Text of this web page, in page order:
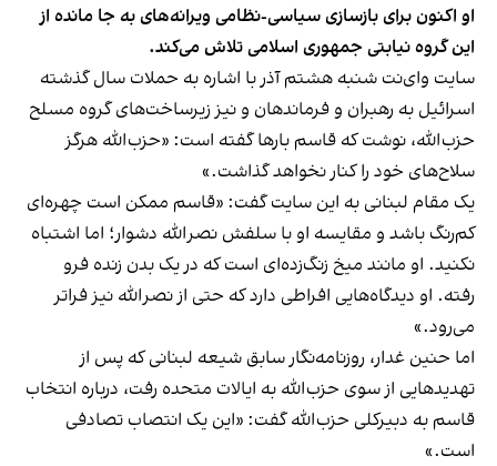
او اکنون برای بازسازی سیاسی-نظامی ویرانه‌های به جا مانده از
این گروه نیابتی جمهوری اسلامی تلاش می‌کند.
سایت وای‌نت شنبه هشتم آذر با اشاره به حملات سال گذشته
اسرائیل به رهبران و فرماندهان و نیز زیرساخت‌های گروه مسلح
حزب‌الله، نوشت که قاسم بارها گفته است: «حزب‌الله هرگز
سلاح‌های خود را کنار نخواهد گذاشت.»
یک مقام لبنانی به این سایت گفت: «قاسم ممکن است چهره‌ای
کم‌رنگ باشد و مقایسه او با سلفش نصرالله دشوار؛ اما اشتباه
نکنید. او مانند میخ زنگ‌زده‌ای است که در یک بدن زنده فرو
رفته. او دیدگاه‌هایی افراطی دارد که حتی از نصرالله نیز فراتر
می‌رود.»
اما حنین غدار، روزنامه‌نگار سابق شیعه لبنانی که پس از
تهدیدهایی از سوی حزب‌الله به ایالات متحده رفت، درباره انتخاب
قاسم به دبیر‌کلی حزب‌الله گفت: «این یک انتصاب تصادفی
است.»